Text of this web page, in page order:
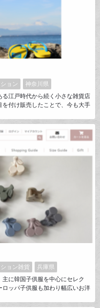
ョン
神奈川県
江戸時代から続く小さな雑貨店
付け販売したことで、今も大手
冬には海辺の町には人が来ない
商品を作り、カラーミーショッ
つつ楽しみながらやっておりま
ョン雑貨
兵庫県
に韓国子供服を中心にセレク
ロッパ子供服も加わり幅広いお洋
サリーや子供用指輪などの充